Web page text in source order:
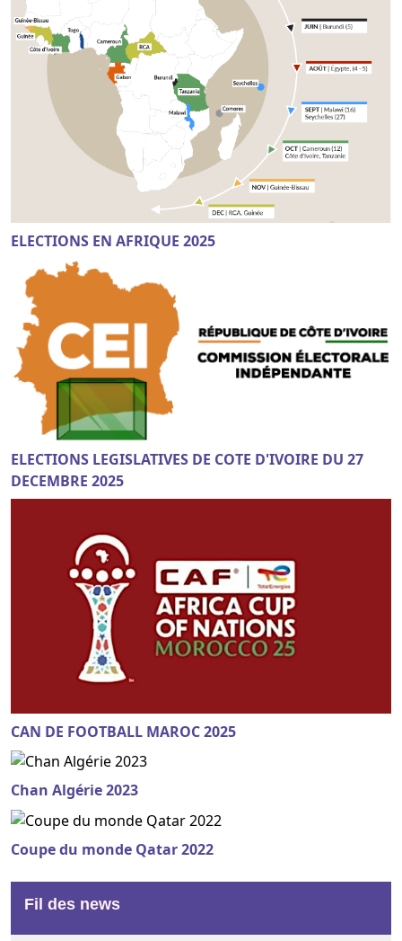
ELECTIONS EN AFRIQUE 2025
ELECTIONS LEGISLATIVES DE COTE D'IVOIRE DU 27
DECEMBRE 2025
CAN DE FOOTBALL MAROC 2025
Chan Algérie 2023
Coupe du monde Qatar 2022
Fil des news